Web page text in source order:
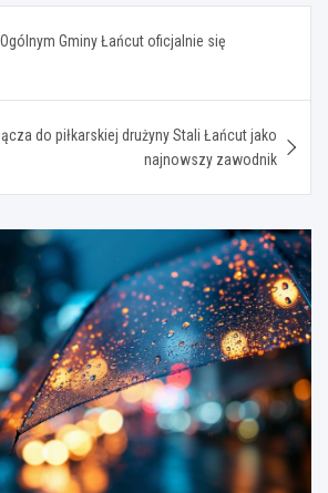
Gminy Łańcut oficjalnie się
do piłkarskiej drużyny Stali Łańcut jako
najnowszy zawodnik